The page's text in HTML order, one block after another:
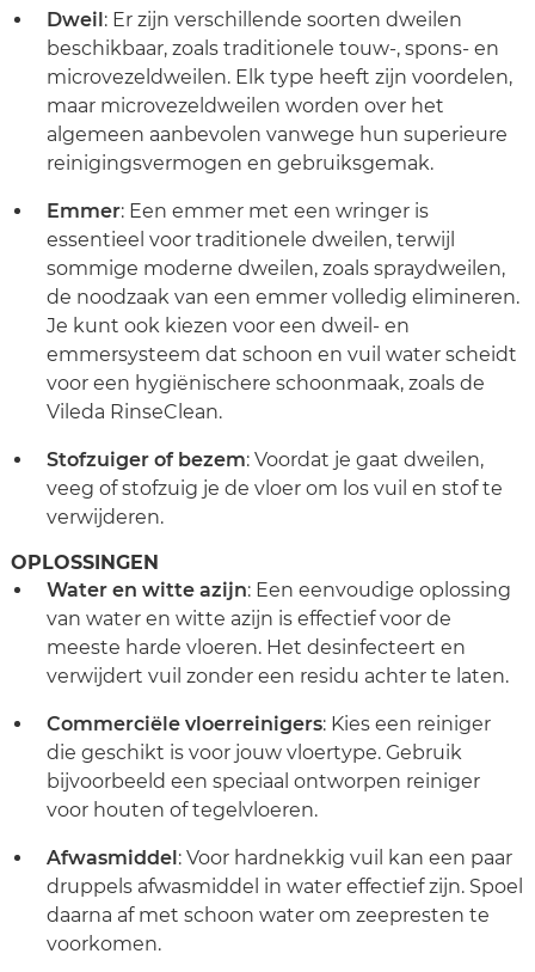
Dweil: Er zijn verschillende soorten dweilen
beschikbaar, zoals traditionele touw-, spons- en
microvezeldweilen. Elk type heeft zijn voordelen,
maar microvezeldweilen worden over het
algemeen aanbevolen vanwege hun superieure
reinigingsvermogen en gebruiksgemak.
Emmer: Een emmer met een wringer is
essentieel voor traditionele dweilen, terwijl
sommige moderne dweilen, zoals spraydweilen,
de noodzaak van een emmer volledig elimineren.
Je kunt ook kiezen voor een dweil- en
emmersysteem dat schoon en vuil water scheidt
voor een hygiënischere schoonmaak, zoals de
Vileda RinseClean.
Stofzuiger of bezem: Voordat je gaat dweilen,
veeg of stofzuig je de vloer om los vuil en stof te
verwijderen.
OPLOSSINGEN
Water en witte azijn: Een eenvoudige oplossing
van water en witte azijn is effectief voor de
meeste harde vloeren. Het desinfecteert en
verwijdert vuil zonder een residu achter te laten.
Commerciële vloerreinigers: Kies een reiniger
die geschikt is voor jouw vloertype. Gebruik
bijvoorbeeld een speciaal ontworpen reiniger
voor houten of tegelvloeren.
Afwasmiddel : Voor hardnekkig vuil kan een paar
druppels afwasmiddel in water effectief zijn. Spoel
daarna af met schoon water om zeepresten te
voorkomen.